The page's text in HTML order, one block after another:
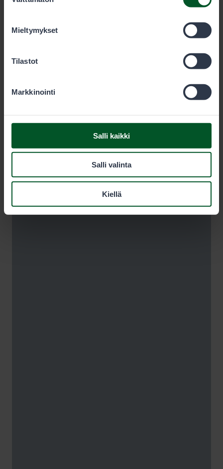
olet käyttänyt heidän palvelujaan. Voit sallia haluamasi
Mieltymykset
Tilastot
Markkinointi
Salli kaikki
Salli valinta
Kiellä